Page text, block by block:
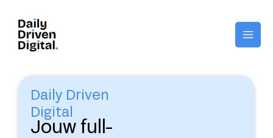
inhoud
Daily Driven
Digital
Jouw full-